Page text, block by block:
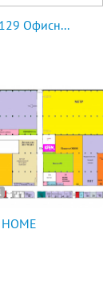
Офисн...